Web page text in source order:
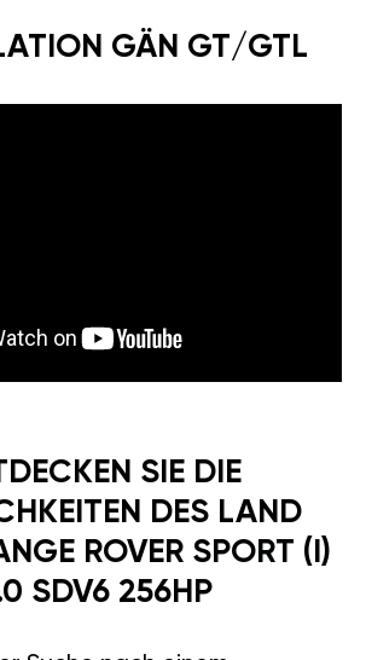
GÄN GT/GTL
SIE DIE
DES LAND
ROVER SPORT (I)
SDV6 256HP